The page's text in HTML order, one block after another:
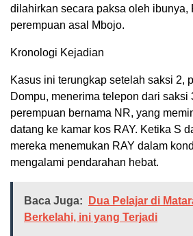
dilahirkan secara paksa oleh ibunya,
perempuan asal Mbojo.
Kronologi Kejadian
Kasus ini terungkap setelah saksi 2,
Dompu, menerima telepon dari saksi
perempuan bernama NR, yang
datang ke kamar kos RAY. Ketika S
mereka menemukan RAY dalam
mengalami pendarahan hebat.
Baca Juga:
Dua Pelajar di
Berkelahi, ini yang Terjadi